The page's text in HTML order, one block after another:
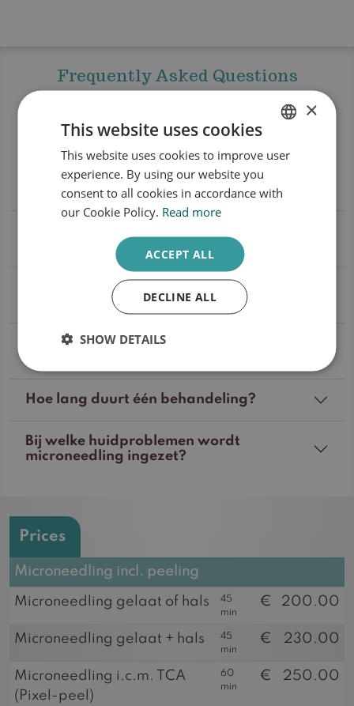
Frequently Asked Questions
Microneedling
Hoeveel behandelingen zijn er nodig?
zomermaanden worden uitgevoerd?
Hoe ziet mijn huid eruit na de
behandeling?
Kan microneedling gecombineerd
Hoe lang duurt één behandeling?
Bij welke huidproblemen wordt
microneedling ingezet?
Prices
Microneedling incl. peeling
Microneedling gelaat of hals
45
min
€ 200.00
Microneedling gelaat + hals
45
min
€ 230.00
Microneedling i.c.m. TCA
(Pixel-peel)
60
min
€ 250.00
DUTCH
×
This website uses cookies
This website uses cookies to improve user
experience. By using our website you
consent to all cookies in accordance with
our Cookie Policy. Read more
ACCEPT ALL
DECLINE ALL
SHOW DETAILS